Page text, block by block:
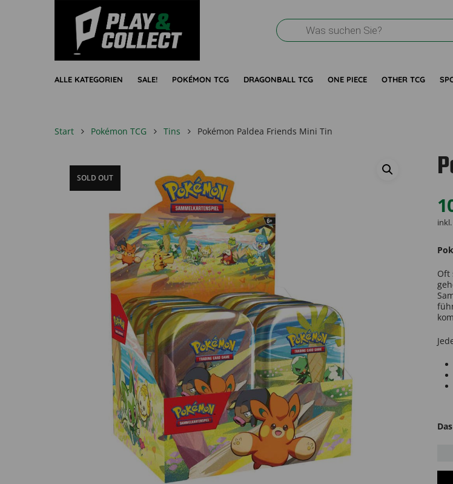
Products
search
ALLE KATEGORIEN SALE! POKÉMON TCG DRAGONBALL TCG ONE PIECE OTHER TCG
Start Pokémon TCG Tins Pokémon Paldea Friends Mini Tin
SOLD OUT
Oft